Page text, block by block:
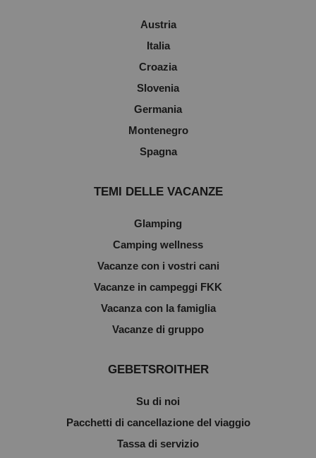
Austria
Italia
Croazia
Slovenia
Germania
Montenegro
Spagna
TEMI DELLE VACANZE
Glamping
Camping wellness
Vacanze con i vostri cani
Vacanze in campeggi FKK
Vacanza con la famiglia
Vacanze di gruppo
GEBETSROITHER
Su di noi
Pacchetti di cancellazione del viaggio
Tassa di servizio